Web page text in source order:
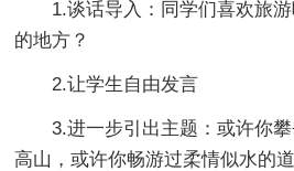
1.谈话导入：同学们喜欢旅
的地方？
2.让学生自由发言
3.进一步引出主题：或许你
高山，或许你畅游过柔情似水的